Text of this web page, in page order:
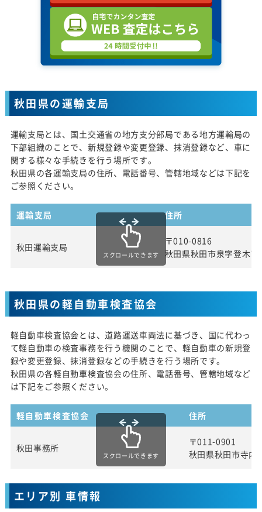
秋田県の運輸支局
運輸支局とは、国土交通省の地方支分部局である地方運輸局の
下部組織のことで、新規登録や変更登録、抹消登録など、車に
関する様々な手続きを行う場所です。
秋田県の各運輸支局の住所、電話番号、管轄地域などは下記を
ご参照ください。
運輸支局 住所
秋田運輸支局
〒010-0816
秋田県秋田市泉字登木
スクロールできます
秋田県の軽自動車検査協会
軽自動車検査協会とは、道路運送車両法に基づき、国に代わっ
て軽自動車の検査事務を行う機関のことで、軽自動車の新規登
録や変更登録、抹消登録などの手続きを行う場所です。
秋田県の各軽自動車検査協会の住所、電話番号、管轄地域など
は下記をご参照ください。
軽自動車検査協会 住所
秋田事務所
〒011-0901
秋田県秋田市寺内
スクロールできます
エリア別 車情報